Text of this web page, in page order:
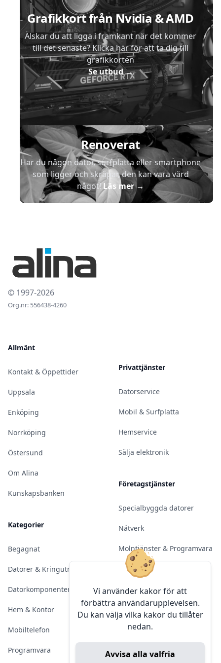
Vi använder kakor för att
förbättra användarupplevelsen.
Du kan välja vilka kakor du tillåter
nedan.
Avvisa alla valfria
Grafikkort från Nvidia & AMD
Älskar du att ligga i framkant när det kommer
till det senaste? Klicka här för att ta dig till
grafikkorten
Se utbud→
Renoverat
Har du någon dator, surfplatta eller smartphone
som ligger och skräpar, den kan vara värd
något!Läs mer→
© 1997-2026
Org.nr: 556438-4260
Allmänt
Kontakt & Öppettider
Uppsala
Enköping
Norrköping
Östersund
Om Alina
Kunskapsbanken
Kategorier
Begagnat
Datorer & Kringutrustning
Datorkomponenter
Hem & Kontor
Mobiltelefon
Programvara
Privattjänster
Datorservice
Mobil & Surfplatta
Hemservice
Sälja elektronik
Företagstjänster
Specialbyggda datorer
Nätverk
Molntjänster & Programvara
Server & Backup
Kameraövervakning
Konferens & Public Display
Sälja elektronik